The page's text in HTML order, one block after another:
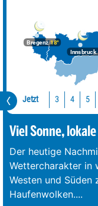
Bregenz18°
Innsbruck
Jetzt 3 4 5
Viel Sonne,
Der heutige
Wettercharakter in
Westen und
Haufenwolken....